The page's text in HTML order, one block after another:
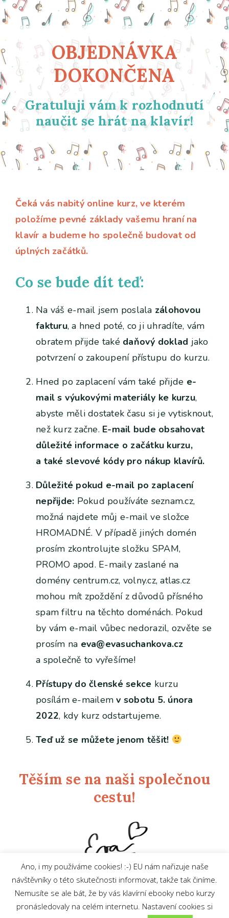
OBJEDNÁVKA
DOKONČENA
Gratuluji vám k rozhodnutí
naučit se hrát na klavír!
Čeká vás nabitý online kurz, ve kterém
položíme pevné základy vašemu hraní na
klavír a budeme ho společně budovat od
úplných začátků.
Co se bude dít teď:
Na váš e-mail jsem poslala zálohovou
fakturu, a hned poté, co ji uhradíte, vám
obratem přijde také daňový doklad jako
potvrzení o zakoupení přístupu do kurzu.
Hned po zaplacení vám také přijde e-
mail s výukovými materiály ke kurzu,
abyste měli dostatek času si je vytisknout,
než kurz začne. E-mail bude obsahovat
důležité informace o začátku kurzu,
a také slevové kódy pro nákup klavírů.
Důležité pokud e-mail po zaplacení
nepřijde: Pokud používáte seznam.cz,
možná najdete můj e-mail ve složce
HROMADNÉ. V případě jiných domén
prosím zkontrolujte složku SPAM,
PROMO apod. E-maily zaslané na
domény centrum.cz, volny.cz, atlas.cz
mohou mít zpoždění z důvodů přísného
spam filtru na těchto doménách. Pokud
by vám e-mail vůbec nedorazil, ozvěte se
prosím na eva@evasuchankova.cz
a společně to vyřešíme!
Přístupy do členské sekce kurzu
posílám e-mailemv sobotu 5. února
2022, kdy kurz odstartujeme.
Teď už se můžete jenom těšit!
Těším se na naši společnou
cestu!
Zpět na hlavní stranu
Ano, i my používáme cookies! :-) EU nám nařizuje naše
návštěvníky o této skutečnosti informovat, takže tak činíme.
Nemusíte se ale bát, že by vás klavírní ebooky nebo kurzy
pronásledovaly na celém internetu. Nastavení cookies si